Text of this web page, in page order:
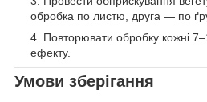
обробка по листю, друга — по
Повторювати обробку кожні
ефекту.
Умови зберігання